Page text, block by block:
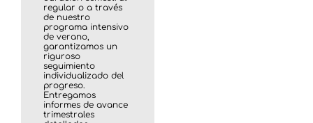
regular o a través
de nuestro
programa intensivo
de verano,
garantizamos un
riguroso
seguimiento
individualizado del
progreso.
Entregamos
informes de avance
trimestrales